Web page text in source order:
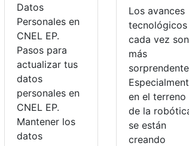
Datos
Personales en
CNEL EP.
Pasos para
actualizar tus
datos
personales en
CNEL EP.
Mantener los
datos
Los avances
tecnológicos
cada vez son
más
en el terreno
de la
se están
creando